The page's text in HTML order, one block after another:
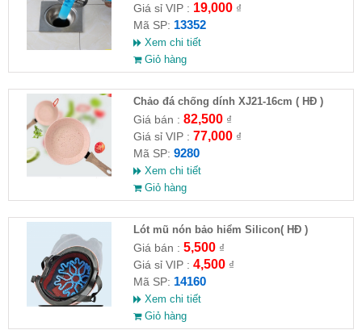
Giá sỉ VIP : 19,000₫
Mã SP: 13352
Xem chi tiết
Giỏ hàng
Chảo đá chống dính XJ21-16cm ( HĐ )
Giá bán : 82,500₫
Giá sỉ VIP : 77,000₫
Mã SP: 9280
Xem chi tiết
Giỏ hàng
Lót mũ nón bảo hiểm Silicon( HĐ )
Giá bán : 5,500₫
Giá sỉ VIP : 4,500₫
Mã SP: 14160
Xem chi tiết
Giỏ hàng